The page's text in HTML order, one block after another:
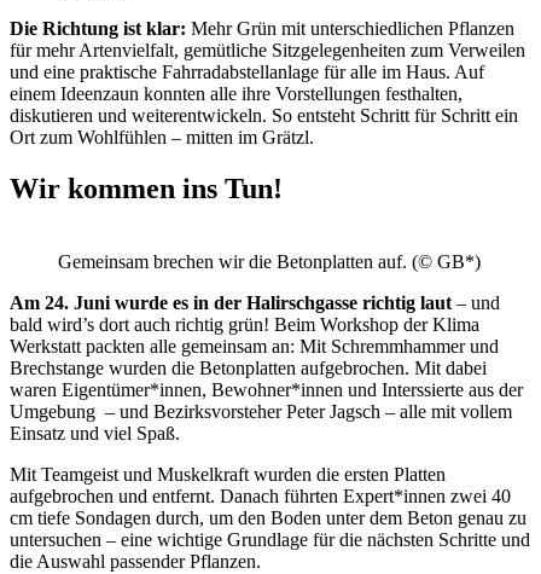
Die Richtung ist klar: Mehr Grün mit unterschiedlichen Pflanzen
für mehr Artenvielfalt, gemütliche Sitzgelegenheiten zum Verweilen
und eine praktische Fahrradabstellanlage für alle im Haus. Auf
einem Ideenzaun konnten alle ihre Vorstellungen festhalten,
diskutieren und weiterentwickeln. So entsteht Schritt für Schritt ein
Ort zum Wohlfühlen – mitten im Grätzl.
Wir kommen ins Tun!
Gemeinsam brechen wir die Betonplatten auf. (© GB*)
Am 24. Juni wurde es in der Halirschgasse richtig laut – und
bald wird’s dort auch richtig grün! Beim Workshop der Klima
Werkstatt packten alle gemeinsam an: Mit Schremmhammer und
Brechstange wurden die Betonplatten aufgebrochen. Mit dabei
waren Eigentümer*innen, Bewohner*innen und Interssierte aus der
Umgebung – und Bezirksvorsteher Peter Jagsch – alle mit vollem
Einsatz und viel Spaß.
Mit Teamgeist und Muskelkraft wurden die ersten Platten
aufgebrochen und entfernt. Danach führten Expert*innen zwei 40
cm tiefe Sondagen durch, um den Boden unter dem Beton genau zu
untersuchen – eine wichtige Grundlage für die nächsten Schritte und
die Auswahl passender Pflanzen.